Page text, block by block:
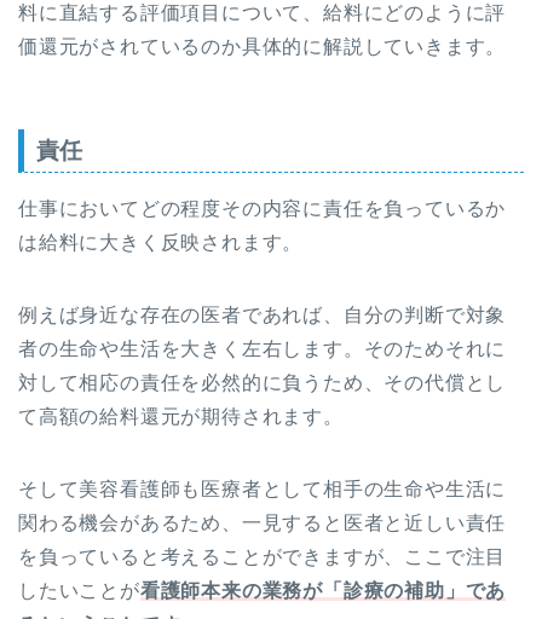
料に直結する評価項目について、給料にどのように評
価還元がされているのか具体的に解説していきます。
責任
仕事においてどの程度その内容に責任を負っているか
は給料に大きく反映されます。
例えば身近な存在の医者であれば、自分の判断で対象
者の生命や生活を大きく左右します。そのためそれに
対して相応の責任を必然的に負うため、その代償とし
て高額の給料還元が期待されます。
そして美容看護師も医療者として相手の生命や生活に
関わる機会があるため、一見すると医者と近しい責任
を負っていると考えることができますが、ここで注目
したいことが看護師本来の業務が「診療の補助」であ